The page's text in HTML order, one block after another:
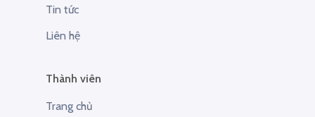
Tin tức
Liên hệ
Thành viên
Trang chủ